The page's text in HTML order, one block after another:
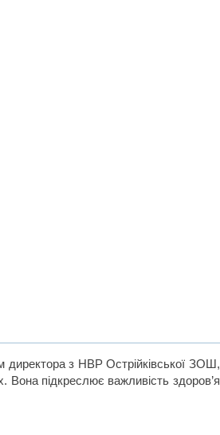
директора з НВР Острійківської ЗОШ,
Вона підкреслює важливість здоров’я